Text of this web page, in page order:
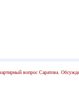
вопрос Саратова.